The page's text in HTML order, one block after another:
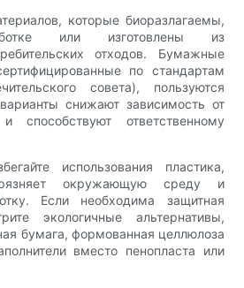
которые биоразлагаемы,
или изготовлены из
отходов. Бумажные
по стандартам
совета), пользуются
снижают зависимость от
способствуют ответственному
использования пластика,
окружающую среду и
Если необходима защитная
экологичные альтернативы,
бумага, формованная целлюлоза
вместо пенопласта или